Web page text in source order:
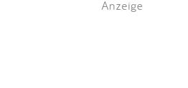
Anzeige